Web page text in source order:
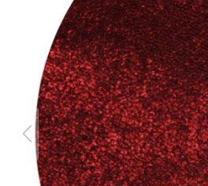
Zur Kategorie Teppich Maße
Teppich Rot
Zur Kategorie Teppich Farben
Zur Kategorie Teppich Sorten